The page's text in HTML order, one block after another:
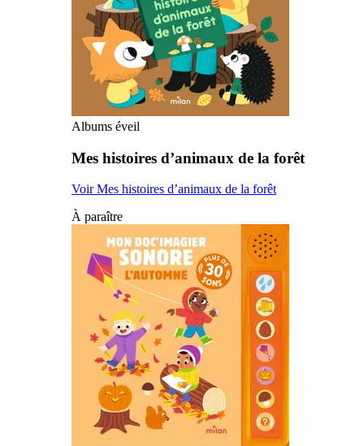
Albums éveil
Mes histoires d’animaux de la forêt
Voir Mes histoires d’animaux de la forêt
À paraître